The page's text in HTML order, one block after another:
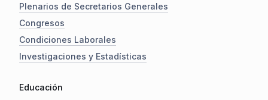
Plenarios de Secretarios Generales
Congresos
Condiciones Laborales
Investigaciones y Estadísticas
Educación